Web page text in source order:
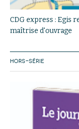
CDG express : Egis
maîtrise d'ouvrage
HORS-SÉRIE